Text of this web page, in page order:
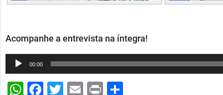
Acompanhe a entrevista na íntegra!
Tocador
de
áudio
00:00
WhatsApp
Facebook
Twitter
Email
Print